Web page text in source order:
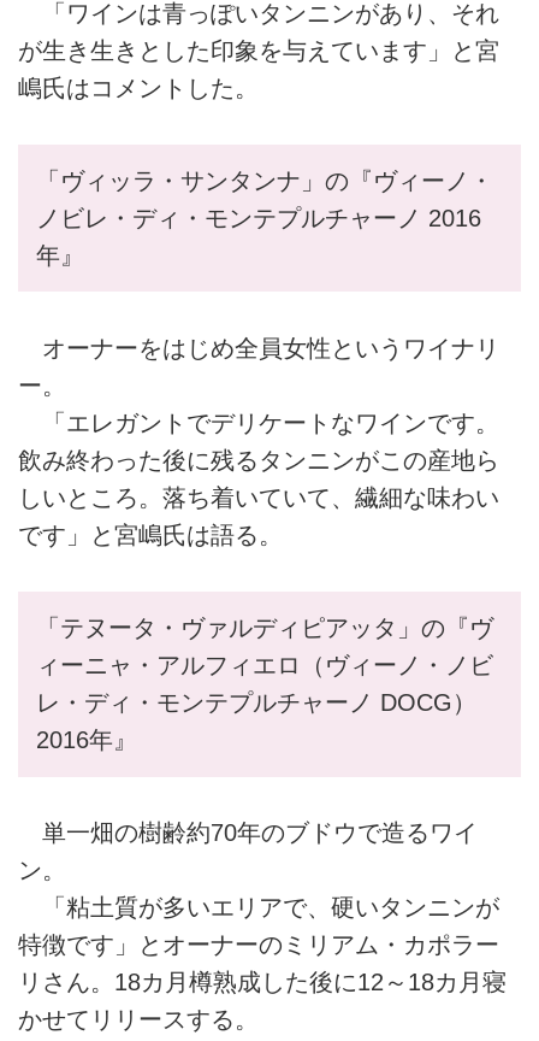
「ワインは青っぽいタンニンがあり、それ
が生き生きとした印象を与えています」と宮
嶋氏はコメントした。
「ヴィッラ・サンタンナ」の『ヴィーノ・
ノビレ・ディ・モンテプルチャーノ 2016
年』
オーナーをはじめ全員女性というワイナリ
ー。
「エレガントでデリケートなワインです。
飲み終わった後に残るタンニンがこの産地ら
しいところ。落ち着いていて、繊細な味わい
です」と宮嶋氏は語る。
「テヌータ・ヴァルディピアッタ」の『ヴ
ィーニャ・アルフィエロ（ヴィーノ・ノビ
レ・ディ・モンテプルチャーノ DOCG）
2016年』
単一畑の樹齢約70年のブドウで造るワイ
ン。
「粘土質が多いエリアで、硬いタンニンが
特徴です」とオーナーのミリアム・カポラー
リさん。18カ月樽熟成した後に12～18カ月寝
かせてリリースする。